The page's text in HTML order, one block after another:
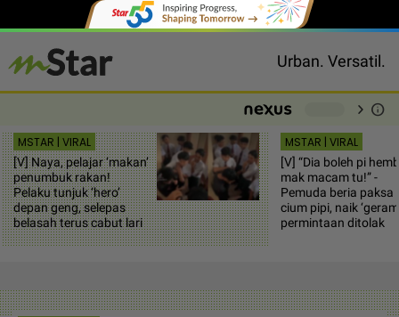
Urban. Versatil.
chevron_right info
MSTAR | VIRAL
[V] Naya, pelajar ‘makan’
penumbuk rakan!
Pelaku tunjuk ‘hero’
depan geng, selepas
belasah terus cabut lari
MSTAR | VIRAL
[V] “Dia boleh pi
mak macam tu!” -
Pemuda beria paksa
cium pipi, naik
permintaan ditolak